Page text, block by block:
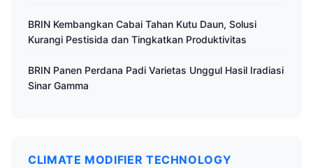
BRIN Kembangkan Cabai Tahan Kutu Daun, Solusi
Kurangi Pestisida dan Tingkatkan Produktivitas
BRIN Panen Perdana Padi Varietas Unggul Hasil Iradiasi
Sinar Gamma
CLIMATE MODIFIER TECHNOLOGY